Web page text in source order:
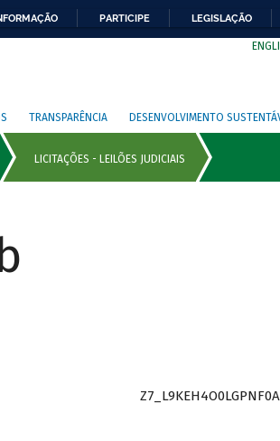
PARTICIPE LEGISLAÇÃO
TRANSPARÊNCIA DESENVOLVIMENTO